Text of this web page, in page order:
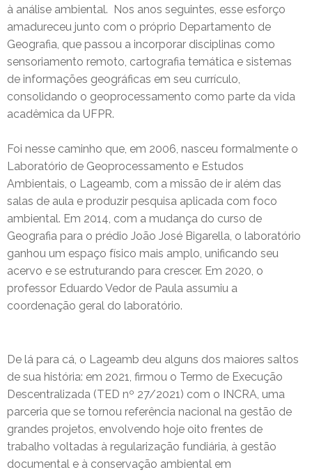
à análise ambiental. Nos anos seguintes, esse esforço
amadureceu junto com o próprio Departamento de
Geografia, que passou a incorporar disciplinas como
sensoriamento remoto, cartografia temática e sistemas
de informações geográficas em seu currículo,
consolidando o geoprocessamento como parte da vida
acadêmica da UFPR.
Foi nesse caminho que, em 2006, nasceu formalmente o
Laboratório de Geoprocessamento e Estudos
Ambientais, o Lageamb, com a missão de ir além das
salas de aula e produzir pesquisa aplicada com foco
ambiental. Em 2014, com a mudança do curso de
Geografia para o prédio João José Bigarella, o laboratório
ganhou um espaço físico mais amplo, unificando seu
acervo e se estruturando para crescer. Em 2020, o
professor Eduardo Vedor de Paula assumiu a
coordenação geral do laboratório.
De lá para cá, o Lageamb deu alguns dos maiores saltos
de sua história: em 2021, firmou o Termo de Execução
Descentralizada (TED nº 27/2021) com o INCRA, uma
parceria que se tornou referência nacional na gestão de
grandes projetos, envolvendo hoje oito frentes de
trabalho voltadas à regularização fundiária, à gestão
documental e à conservação ambiental em